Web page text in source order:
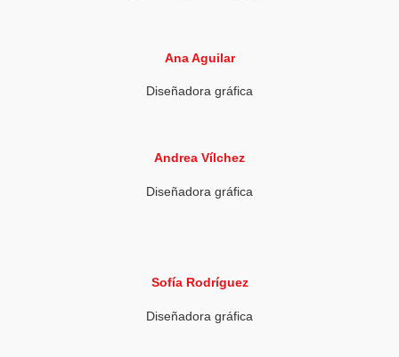
Ana Aguilar
Diseñadora gráfica
Andrea Vílchez
Diseñadora gráfica
Sofía Rodríguez
Diseñadora gráfica